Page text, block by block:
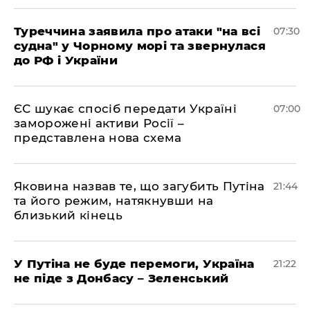
Туреччина заявила про атаки "на всі
судна" у Чорному морі та звернулася
до РФ і України
07:30
ЄС шукає спосіб передати Україні
заморожені активи Росії –
представлена ​​нова схема
07:00
Яковина назвав те, що загубить Путіна
та його режим, натякнувши на
близький кінець
21:44
У Путіна не буде перемоги, Україна
не піде з Донбасу – Зеленський
21:22